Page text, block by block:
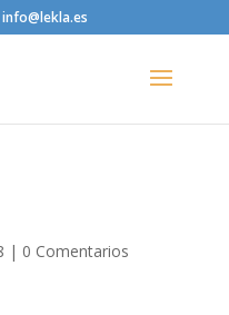
info@lekla.es
| 0 Comentarios